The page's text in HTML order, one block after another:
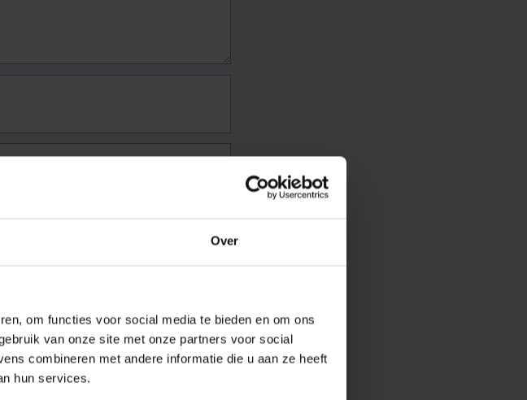
Over
om functies voor social media te bieden en om ons
van onze site met onze partners voor social
combineren met andere informatie die u aan ze heeft
hun services.